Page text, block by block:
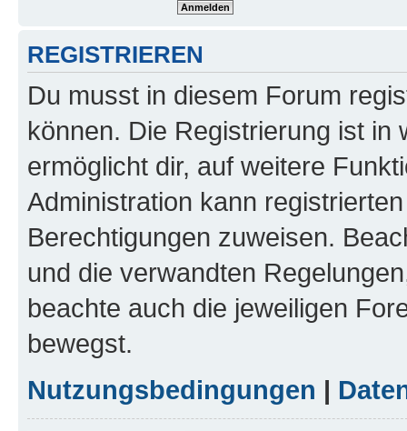
REGISTRIEREN
Du musst in diesem Forum
können. Die Registrierung ist in
ermöglicht dir, auf weitere
Administration kann
Berechtigungen zuweisen.
und die verwandten
beachte auch die jeweiligen
bewegst.
Nutzungsbedingungen |